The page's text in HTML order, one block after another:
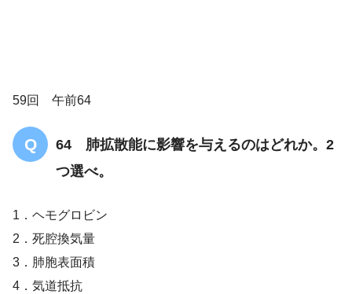
59回 午前64
64 肺拡散能に影響を与えるのはどれか。2
つ選べ。
1．ヘモグロビン
2．死腔換気量
3．肺胞表面積
4．気道抵抗